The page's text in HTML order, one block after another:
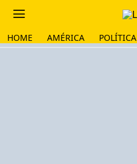
HOME AMÉRICA POLÍTICA